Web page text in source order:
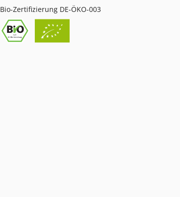
Bio-Zertifizierung DE-ÖKO-003